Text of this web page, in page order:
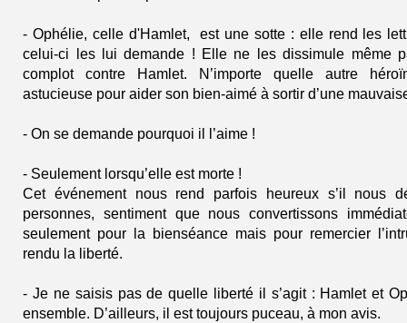
- Ophélie, celle d'Hamlet, est une sotte : elle rend les
celui-ci les lui demande ! Elle ne les dissimule même
complot contre Hamlet. N’importe quelle autre
astucieuse pour aider son bien-aimé à sortir d’une
- On se demande pourquoi il l’aime !
- Seulement lorsqu’elle est morte !
Cet événement nous rend parfois heureux s’il nous
personnes, sentiment que nous convertissons
seulement pour la bienséance mais pour remercier
rendu la liberté.
- Je ne saisis pas de quelle liberté il s’agit : Hamlet et
ensemble. D’ailleurs, il est toujours puceau, à mon avis.